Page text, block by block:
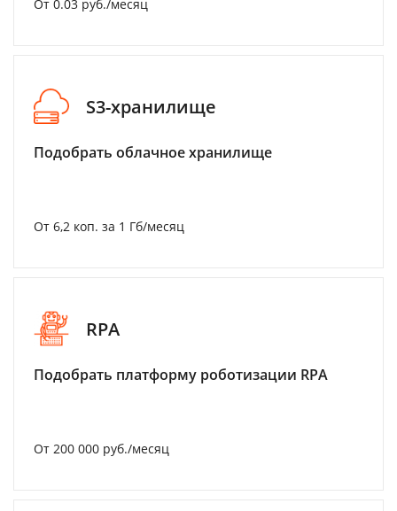
От 0.03 руб./месяц
S3-хранилище
Подобрать облачное хранилище
От 6,2 коп. за 1 Гб/месяц
RPA
Подобрать платформу роботизации RPA
От 200 000 руб./месяц